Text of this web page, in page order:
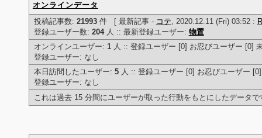
オンラインデータ
投稿記事数: 21993件 [ 最新記事 - コテ, 2020.12.11 (Fri) 03:52 :
登録ユーザー数: 204人 :: 最新登録ユーザー: 物置
オンラインユーザー: 1人 :: 登録ユーザー [0] お忍びユーザー [0]
登録ユーザー: なし
本日訪問したユーザー: 5人 :: 登録ユーザー [0] お忍びユーザー
登録ユーザー: なし
これは過去 15 分間にユーザーが取った行動をもとにしたデータで